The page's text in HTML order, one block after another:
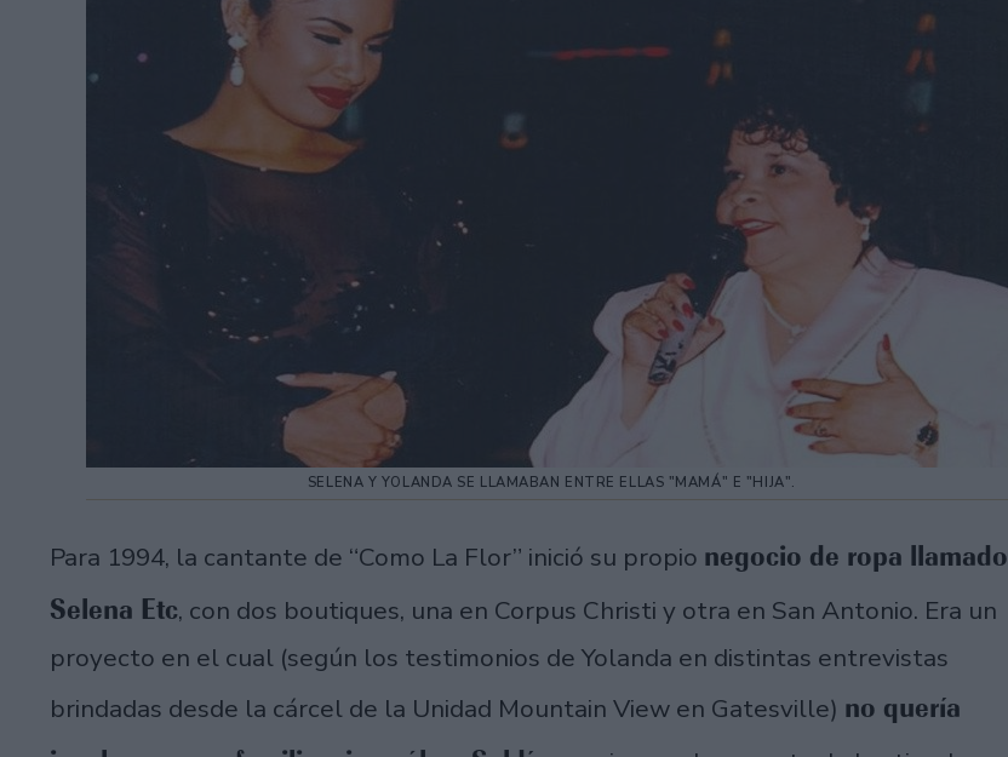
SELENA Y YOLANDA SE LLAMABAN ENTRE ELLAS "MAMÁ" E "HIJA".
Para 1994, la cantante de “Como La Flor” inició su propio negocio de ropa llamado
Selena Etc, con dos boutiques, una en Corpus Christi y otra en San Antonio. Era un
proyecto en el cual (según los testimonios de Yolanda en distintas entrevistas
brindadas desde la cárcel de la Unidad Mountain View en Gatesville) no quería